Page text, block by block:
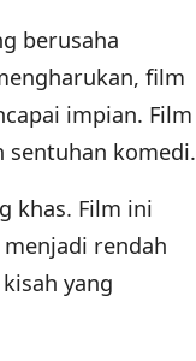
berusaha
film
impian. Film
sentuhan komedi.
khas. Film ini
rendah
yang